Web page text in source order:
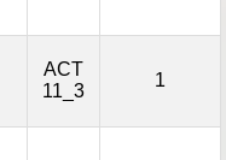
ACT
11_3
1